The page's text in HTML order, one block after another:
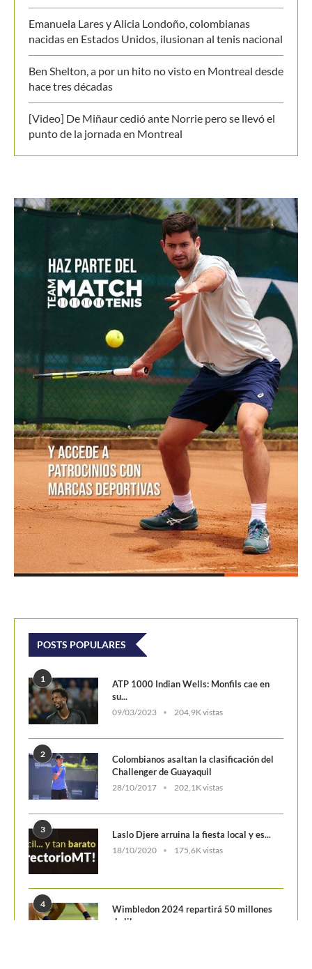
Últimos posts
Jódar le repite la dosis a Musetti y se anota en
octavos de Montreal
El Masters de Canadá y el hecho que no vivía desde
1996: Conozca de que se trata
Emanuela Lares y Alicia Londoño, colombianas
Ben Shelton, a por un hito no visto en Montreal desde
hace tres décadas
[Video] De Miñaur cedió ante Norrie pero se llevó el
punto de la jornada en Montreal
POSTS POPULARES
ATP 1000 Indian Wells: Monfils cae en
su...
Colombianos asaltan la clasificación del
Challenger de Guayaquil
28/10/2017